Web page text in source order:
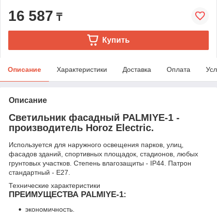
16 587 ₸
Купить
Описание Характеристики Доставка Оплата
Описание
Светильник фасадный PALMIYE-1 -
производитель Horoz Electric.
Используется для наружного освещения парков, улиц,
фасадов зданий, спортивных площадок, стадионов, любых
грунтовых участков. Cтепень влагозащиты - IP44. Патрон
стандартный - E27.
Технические характеристики
ПРЕИМУЩЕСТВА PALMIYE-1:
экономичность.